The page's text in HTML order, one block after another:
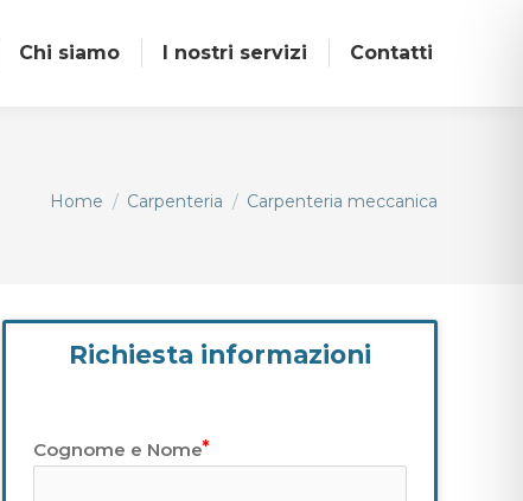
Chi siamo I nostri servizi Contatti
Tu sei qui:
Home Carpenteria Carpenteria meccanica
Richiesta informazioni
Cognome e Nome